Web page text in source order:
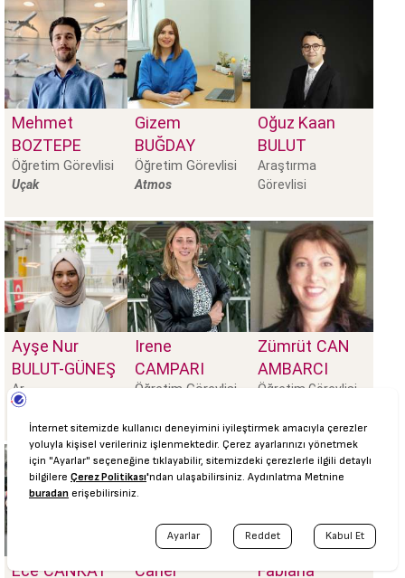
Mehmet
BOZTEPE
Öğretim Görevlisi
Uçak
Gizem
BUĞDAY
Öğretim Görevlisi
Atmos
Oğuz Kaan
BULUT
Araştırma
Görevlisi
Ayşe Nur
BULUT-GÜNEŞ
Ar.
Irene
CAMPARI
Öğretim Görevlisi
Zümrüt CAN
AMBARCI
Öğretim Görevlisi
Ece CANKAT Caner Fabiana